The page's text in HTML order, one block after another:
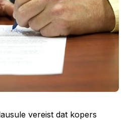
vereist dat kopers